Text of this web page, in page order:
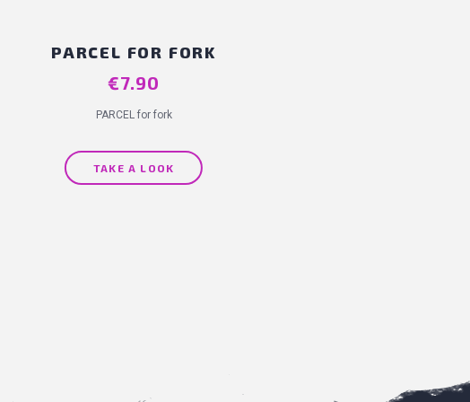
PARCEL FOR FORK
Price
€7.90
PARCEL for fork
TAKE A LOOK